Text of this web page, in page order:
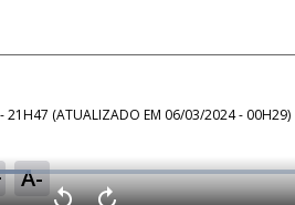
21H47 (ATUALIZADO EM 06/03/2024 - 00H29)
A-